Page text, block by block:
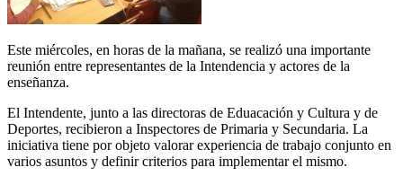
Este miércoles, en horas de la mañana, se realizó una importante
reunión entre representantes de la Intendencia y actores de la
enseñanza.
El Intendente, junto a las directoras de Eduacación y Cultura y de
Deportes, recibieron a Inspectores de Primaria y Secundaria. La
iniciativa tiene por objeto valorar experiencia de trabajo conjunto en
varios asuntos y definir criterios para implementar el mismo.